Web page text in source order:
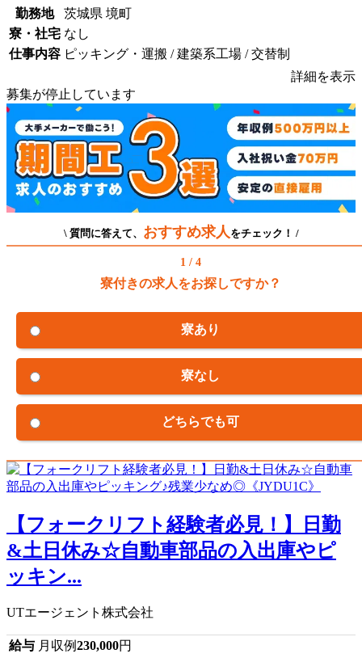
勤務地
茨城県 境町
寮・社宅 なし
仕事内容 ピッキング・運搬 / 建築系工場 / 交替制
詳細を表示
募集が停止しています
\ 質問に答えて、 おすすめ求人 をチェック！ /
1 / 4
寮付きの求人をお探しですか？
寮あり
寮なし
どちらでも可
【フォークリフト経験者必見！】日勤
&土日休み☆自動車部品の入出庫やピ
ッキン...
UTエージェント株式会社
給与 月収例230,000円